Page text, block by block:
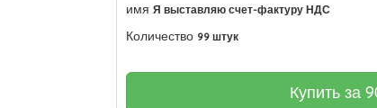
имя Я выставляю счет-фактуру НДС
Количество 99 штук
Купить за